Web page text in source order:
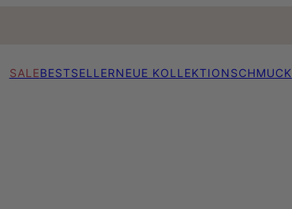
SALEBESTSELLERNEUE KOLLEKTIONSCHMUCK